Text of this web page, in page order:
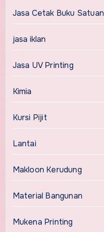
Jasa Cetak Buku Satuan
jasa iklan
Jasa UV Printing
Kimia
Kursi Pijit
Lantai
Makloon Kerudung
Material Bangunan
Mukena Printing